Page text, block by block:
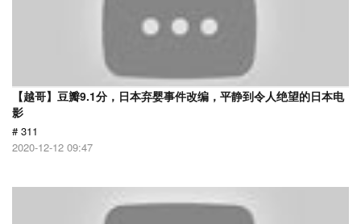
【越哥】豆瓣9.1分，日本弃婴事件改编，平静到令人绝望的日本电
影
# 311
2020-12-12 09:47